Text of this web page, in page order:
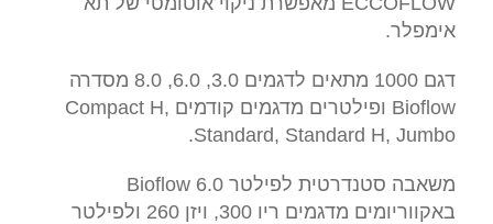
אימפלר.
דגם 1000 מתאים לדגמים 3.0, 6.0, 8.0 מסדרה
Bioflow ופילטרים מדגמים קודמים Compact H,
Standard, Standard H, Jumbo.
משאבה סטנדרטית לפילטר Bioflow 6.0
באקווריומים מדגמים ריו 300, ויזן 260 ולפילטר